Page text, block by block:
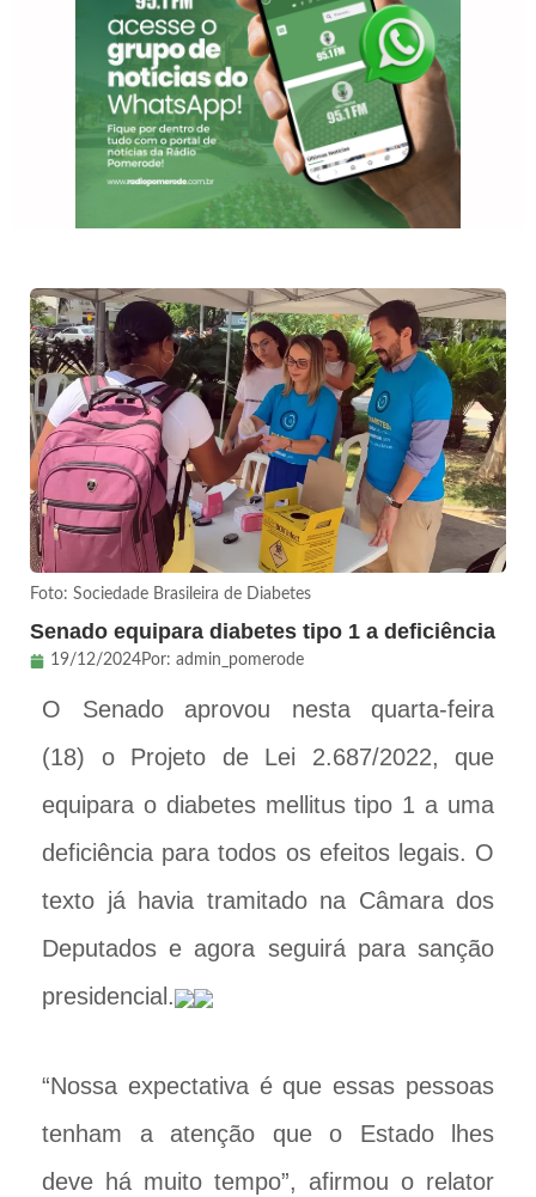
Foto: Sociedade Brasileira de Diabetes
Senado equipara diabetes tipo 1 a deficiência
19/12/2024Por: admin_pomerode
O Senado aprovou nesta quarta-feira
(18) o Projeto de Lei 2.687/2022, que
equipara o diabetes mellitus tipo 1 a uma
deficiência para todos os efeitos legais. O
texto já havia tramitado na Câmara dos
Deputados e agora seguirá para sanção
presidencial.
“Nossa expectativa é que essas pessoas
tenham a atenção que o Estado lhes
deve há muito tempo”, afirmou o relator